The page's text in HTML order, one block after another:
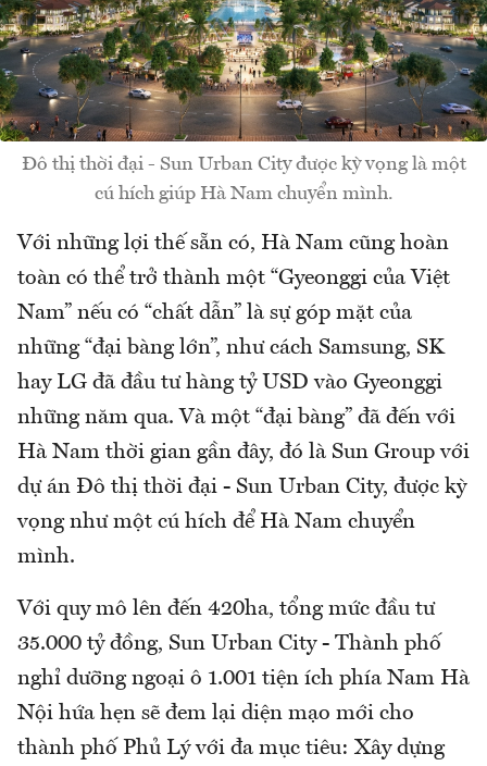
Đô thị thời đại - Sun Urban City được kỳ vọng là một
cú hích giúp Hà Nam chuyển mình.
Với những lợi thế sẵn có, Hà Nam cũng hoàn
toàn có thể trở thành một “Gyeonggi của Việt
Nam” nếu có “chất dẫn” là sự góp mặt của
những “đại bàng lớn”, như cách Samsung, SK
hay LG đã đầu tư hàng tỷ USD vào Gyeonggi
những năm qua. Và một “đại bàng” đã đến với
Hà Nam thời gian gần đây, đó là Sun Group với
dự án Đô thị thời đại - Sun Urban City, được kỳ
vọng như một cú hích để Hà Nam chuyển
mình.
Với quy mô lên đến 420ha, tổng mức đầu tư
35.000 tỷ đồng, Sun Urban City - Thành phố
nghỉ dưỡng ngoại ô 1.001 tiện ích phía Nam Hà
Nội hứa hẹn sẽ đem lại diện mạo mới cho
thành phố Phủ Lý với đa mục tiêu: Xây dựng